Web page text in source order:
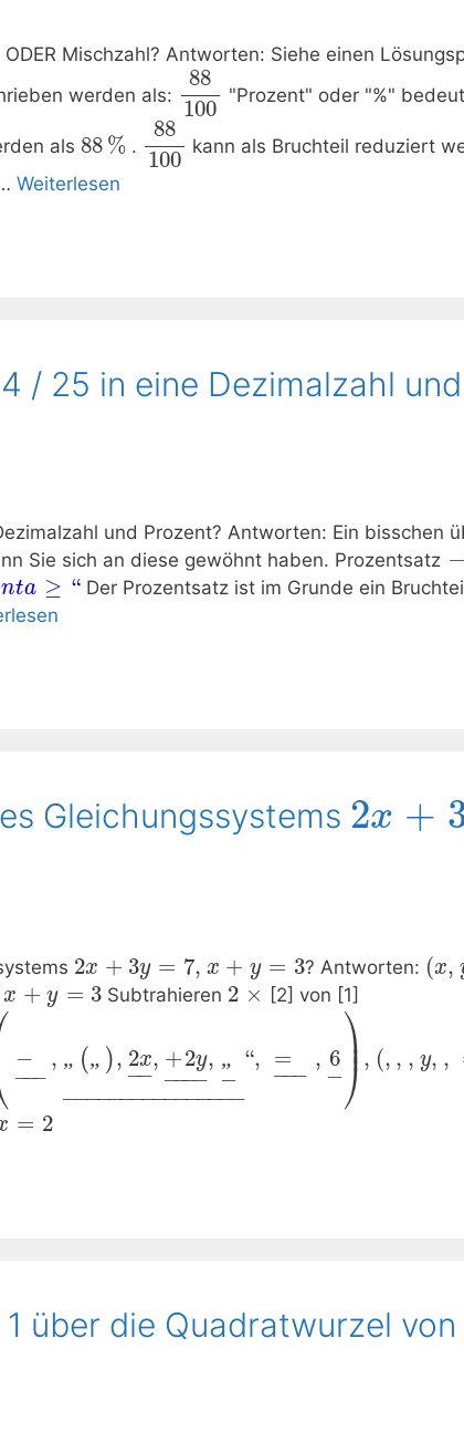
Mischzahl? Antworten: Siehe einen
werden als:
88
100
"Prozent" oder "%"
als 88 % .
88
100
kann als Bruchteil reduziert
Weiterlesen
/ 25 in eine Dezimalzahl
und Prozent? Antworten: Ein bisschen
Sie sich an diese gewöhnt haben. Prozentsatz
nta ≥ “Der Prozentsatz ist im Grunde ein
Gleichungssystems 2x +
2x + 3y = 7, x + y = 3? Antworten: (x,
“x + y = 3 Subtrahieren 2 × [2] von [1]
−
−
−−
, „ („ ), 2x
−−
, +2y
−−−−
, „
−
“
−−−−−−−−−−−−−−−−
, =
−
−−
, 6
−
⎞
⎟
⎟
⎠ , (, , , y, ,
= 2
über die Quadratwurzel von